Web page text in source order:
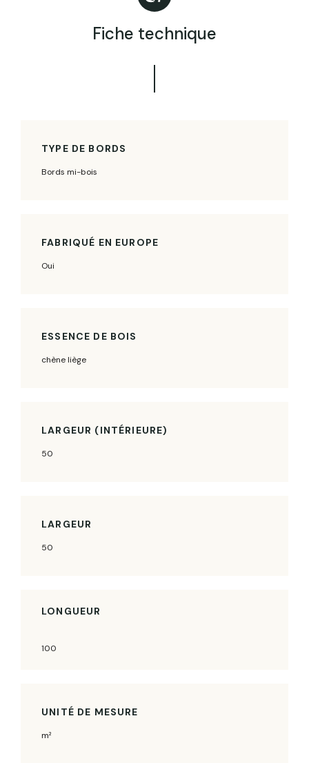
Fiche technique
TYPE DE BORDS
Bords mi-bois
FABRIQUÉ EN EUROPE
Oui
ESSENCE DE BOIS
chène liège
LARGEUR (INTÉRIEURE)
50
LARGEUR
50
LONGUEUR
100
UNITÉ DE MESURE
m²